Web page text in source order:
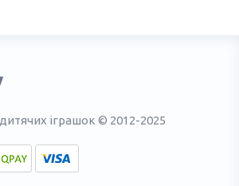
іграшок © 2012-2025